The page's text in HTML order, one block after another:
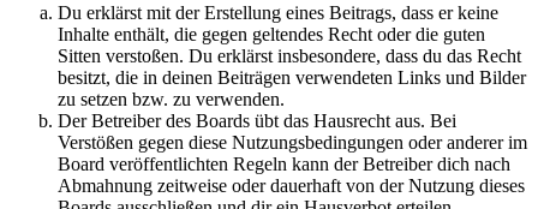
Du erklärst mit der Erstellung eines Beitrags, dass er keine
Inhalte enthält, die gegen geltendes Recht oder die guten
Sitten verstoßen. Du erklärst insbesondere, dass du das Recht
besitzt, die in deinen Beiträgen verwendeten Links und Bilder
zu setzen bzw. zu verwenden.
Der Betreiber des Boards übt das Hausrecht aus. Bei
Verstößen gegen diese Nutzungsbedingungen oder anderer im
Board veröffentlichten Regeln kann der Betreiber dich nach
Abmahnung zeitweise oder dauerhaft von der Nutzung dieses